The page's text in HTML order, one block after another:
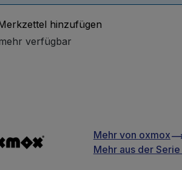
hinzufügen
verfügbar
Mehr von oxmox
Mehr aus der Serie